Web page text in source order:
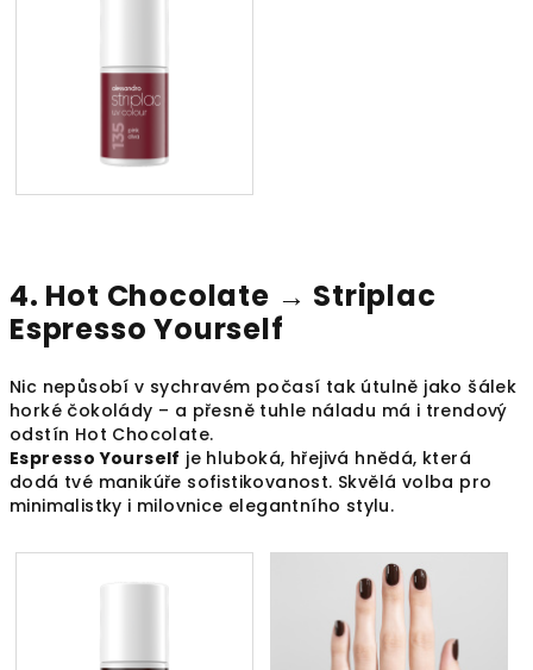
4. Hot Chocolate → Striplac
Espresso Yourself
Nic nepůsobí v sychravém počasí tak útulně jako šálek
horké čokolády – a přesně tuhle náladu má i trendový
odstín Hot Chocolate.
Espresso Yourself je hluboká, hřejivá hnědá, která
dodá tvé manikúře sofistikovanost. Skvělá volba pro
minimalistky i milovnice elegantního stylu.